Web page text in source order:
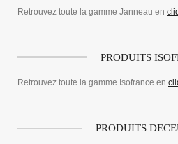
Retrouvez toute la gamme Janneau en
PRODUITS
Retrouvez toute la gamme Isofrance en
PRODUITS